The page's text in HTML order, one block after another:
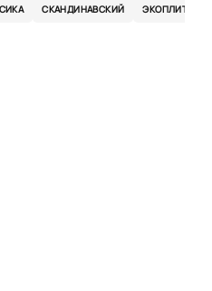
СКАНДИНАВСКИЙ ЭКОПЛИТА